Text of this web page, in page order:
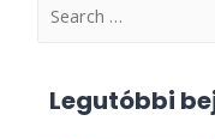
S
Legutóbbi